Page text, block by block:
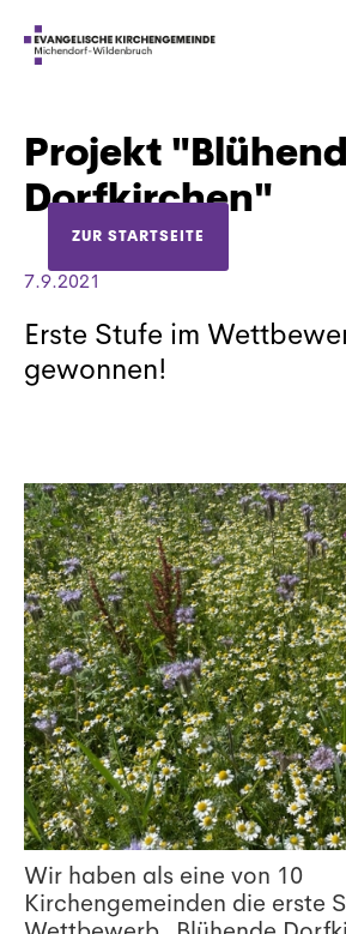
ZUR STARTSEITE
Projekt
Dorfkirchen"
7.9.2021
Erste Stufe im
gewonnen!
Wir haben als eine von 10
Kirchengemeinden die erste